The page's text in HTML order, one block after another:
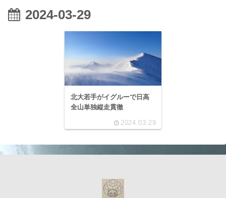
2024-03-29
北大若手がイグルーで日高
全山単独縦走貫徹
2024.03.29